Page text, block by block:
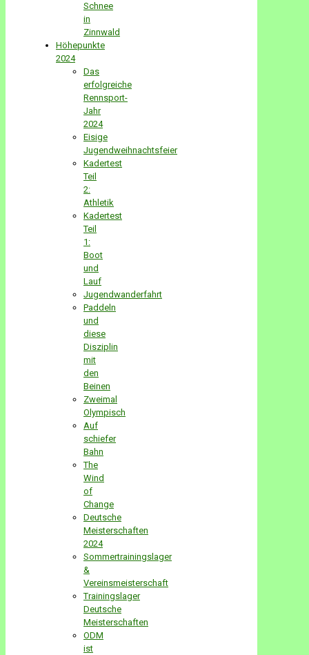
Schnee
in
Zinnwald
Höhepunkte
2024
Das
erfolgreiche
Rennsport-
Jahr
2024
Eisige
Jugendweihnachtsfeier
Kadertest
Teil
2:
Athletik
Kadertest
Teil
1:
Boot
und
Lauf
Jugendwanderfahrt
Paddeln
und
diese
Disziplin
mit
den
Beinen
Zweimal
Olympisch
Auf
schiefer
Bahn
The
Wind
of
Change
Deutsche
Meisterschaften
2024
Sommertrainingslager
&
Vereinsmeisterschaft
Trainingslager
Deutsche
Meisterschaften
ODM
ist